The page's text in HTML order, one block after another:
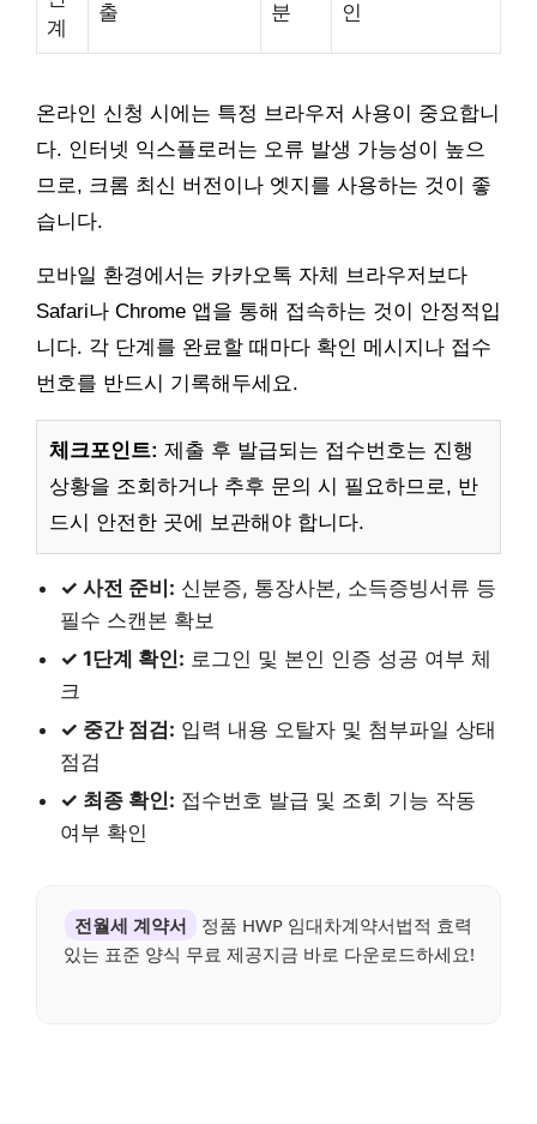
계
출 분 인
온라인 신청 시에는 특정 브라우저 사용이 중요합니
다. 인터넷 익스플로러는 오류 발생 가능성이 높으
므로, 크롬 최신 버전이나 엣지를 사용하는 것이 좋
습니다.
모바일 환경에서는 카카오톡 자체 브라우저보다
Safari나 Chrome 앱을 통해 접속하는 것이 안정적입
니다. 각 단계를 완료할 때마다 확인 메시지나 접수
번호를 반드시 기록해두세요.
체크포인트: 제출 후 발급되는 접수번호는 진행
상황을 조회하거나 추후 문의 시 필요하므로, 반
드시 안전한 곳에 보관해야 합니다.
✓ 사전 준비: 신분증, 통장사본, 소득증빙서류 등
필수 스캔본 확보
✓ 1단계 확인: 로그인 및 본인 인증 성공 여부 체
크
✓ 중간 점검: 입력 내용 오탈자 및 첨부파일 상태
점검
✓ 최종 확인: 접수번호 발급 및 조회 기능 작동
여부 확인
전월세 계약서
정품 HWP 임대차계약서법적 효력
있는 표준 양식 무료 제공지금 바로 다운로드하세요!